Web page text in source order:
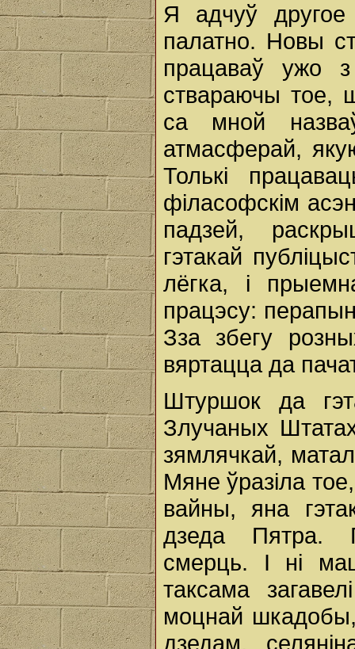
Я адчуў
палатно. Новы
працаваў ужо
ствараючы тое,
са мной
атмасферай,
Толькі
філасофскім
падзей,
гэтакай
лёгка, і
працэсу:
Зза збегу
вяртацца да
Штуршок да
Злучаных
зямлячкай,
Мяне ўразіла тое,
вайны, яна
дзеда Пятра.
смерць. І ні
таксама
моцнай
дзедам,